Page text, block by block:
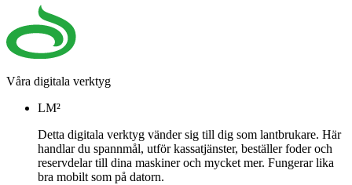
Våra digitala verktyg
LM²
Detta digitala verktyg vänder sig till dig som lantbrukare. Här
handlar du spannmål, utför kassatjänster, beställer foder och
reservdelar till dina maskiner och mycket mer. Fungerar lika
bra mobilt som på datorn.